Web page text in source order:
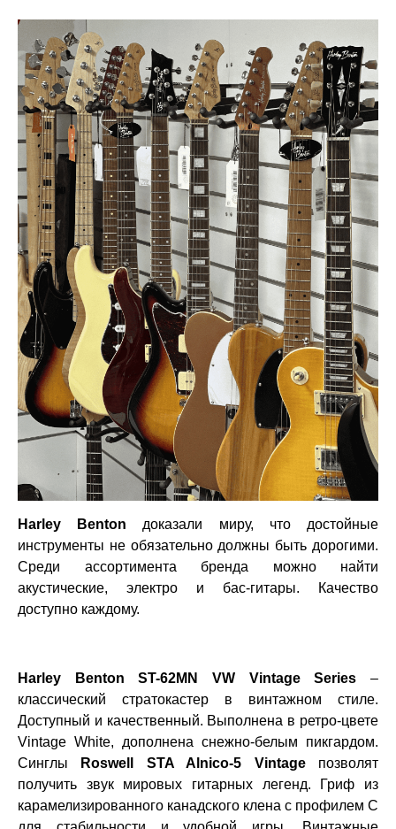
Harley Benton доказали миру, что достойные
инструменты не обязательно должны быть дорогими.
Среди ассортимента бренда можно найти
акустические, электро и бас-гитары. Качество
доступно каждому.
Harley Benton ST-62MN VW Vintage Series –
классический стратокастер в винтажном стиле.
Доступный и качественный. Выполнена в ретро-цвете
Vintage White, дополнена снежно-белым пикгардом.
Синглы
Roswell STA Alnico-5 Vintageпозволят
получить звук мировых гитарных легенд. Гриф из
карамелизированного канадского клена с профилем C